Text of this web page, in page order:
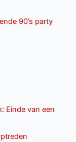
90’s party
Einde van een